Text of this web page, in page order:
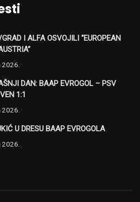
I ALFA OSVOJILI “EUROPEAN
2026.
DAN: BAAP EVROGOL – PSV
1:1
2026.
U DRESU BAAP EVROGOLA
2026.